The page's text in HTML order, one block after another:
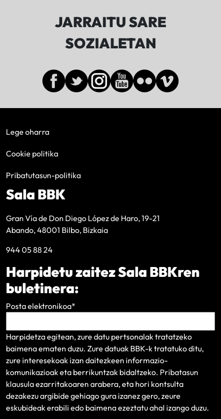
JARRAITU SARE
SOZIALETAN
Lege oharra
Cookie politika
Pribatutasun-politika
Sala BBK
Gran Vía de Don Diego López de Haro, 19-21
Abando, 48001 Bilbo, Bizkaia
944 05 88 24
Harpidetu zaitez Sala BBKren
buletinera:
Posta elektronikoa*
Harpidetza egitean, zure datu pertsonalak tratatzeko
baimena ematen duzu. Zure datuak BBK-k tratatuko ditu,
zure interesekoak izan daitezkeen informazio-
komunikazioak eta berrikuntzak bidaltzeko. Pribatasun
klausulaezarritakoaren arabera, eta hori kontsulta
dezakezu argibide gehiago gura izanez gero, zeure
eskubideak erabili edo baimena ezeztatu ahal izango duzu.